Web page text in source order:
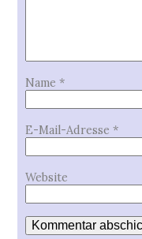
Name*
E-Mail-Adresse*
Website